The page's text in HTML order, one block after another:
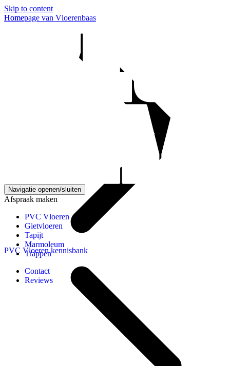
Skip to content
Homepage van Vloerenbaas
Navigatie openen/sluiten
Afspraak maken
PVC Vloeren
Gietvloeren
Tapijt
Marmoleum
Trappen
Contact
Reviews
Home
PVC Vloeren kennisbank